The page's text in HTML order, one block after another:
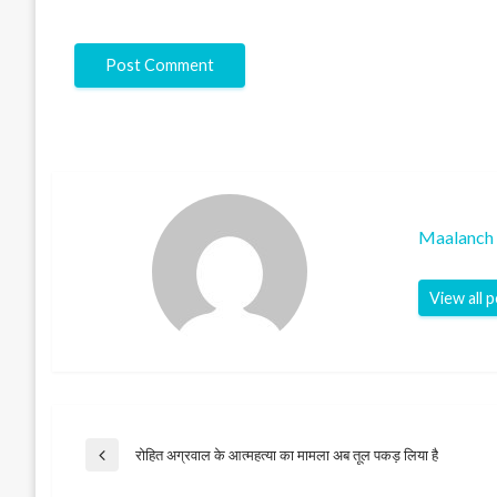
View all
Post
Previous
रोहित अग्रवाल के आत्महत्या का मामला अब तूल पकड़ लिया है